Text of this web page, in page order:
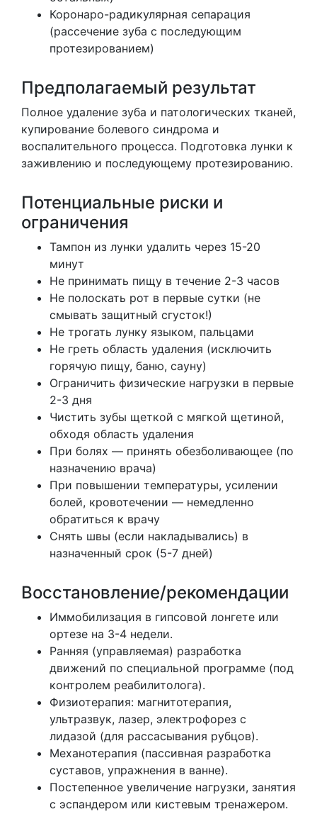
Коронаро-радикулярная сепарация
(рассечение зуба с последующим
протезированием)
Предполагаемый результат
Полное удаление зуба и патологических тканей,
купирование болевого синдрома и
воспалительного процесса. Подготовка лунки к
заживлению и последующему протезированию.
Потенциальные риски и
ограничения
Тампон из лунки удалить через 15-20
минут
Не принимать пищу в течение 2-3 часов
Не полоскать рот в первые сутки (не
смывать защитный сгусток!)
Не трогать лунку языком, пальцами
Не греть область удаления (исключить
горячую пищу, баню, сауну)
Ограничить физические нагрузки в первые
2-3 дня
Чистить зубы щеткой с мягкой щетиной,
обходя область удаления
При болях — принять обезболивающее (по
назначению врача)
При повышении температуры, усилении
болей, кровотечении — немедленно
обратиться к врачу
Снять швы (если накладывались) в
назначенный срок (5-7 дней)
Восстановление/рекомендации
Иммобилизация в гипсовой лонгете или
ортезе на 3-4 недели.
Ранняя (управляемая) разработка
движений по специальной программе (под
контролем реабилитолога).
Физиотерапия: магнитотерапия,
ультразвук, лазер, электрофорез с
лидазой (для рассасывания рубцов).
Механотерапия (пассивная разработка
суставов, упражнения в ванне).
Постепенное увеличение нагрузки, занятия
с эспандером или кистевым тренажером.